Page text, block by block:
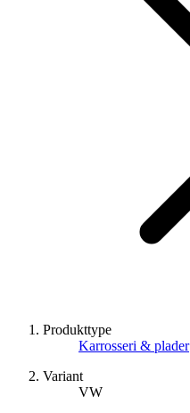
Produkttype
Karrosseri & plader
Variant
VW